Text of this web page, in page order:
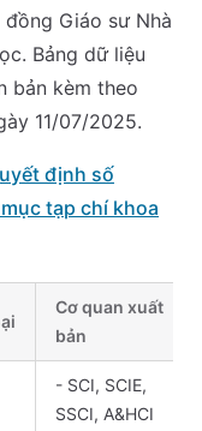
Giáo sư Nhà
Bảng dữ liệu
bản kèm theo
11/07/2025.
định số
tạp chí khoa
Cơ quan xuất
bản
- SCI, SCIE,
SSCI, A&HCI